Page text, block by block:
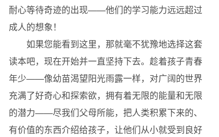
耐心等待奇迹的出现——他们的学习能力远远超过
成人的想象！
如果您能看到这里，那就毫不犹豫地选择这套
读本吧，现在开始并一直坚持下去。趁着孩子青春
年少——像幼苗渴望阳光雨露一样，对广阔的世界
充满了好奇心和探索欲，拥有着无限的能量和无限
的潜力——尽我们父母所能，把人类积累下来的、
有价值的东西介绍给孩子，让他们从小就受到良好